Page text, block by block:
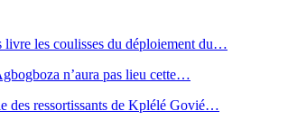
livre les coulisses du déploiement du…
n’aura pas lieu cette…
des ressortissants de Kplélé Govié…